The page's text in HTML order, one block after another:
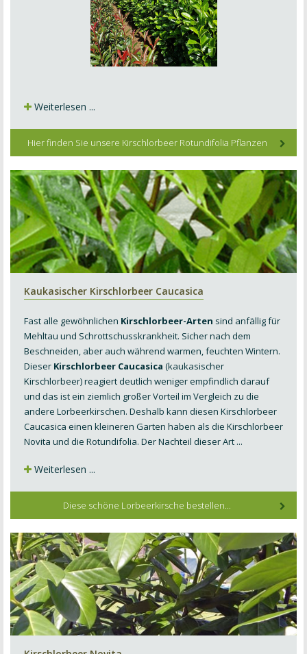
Weiterlesen ...
Hier finden Sie unsere Kirschlorbeer Rotundifolia Pflanzen
Kaukasischer Kirschlorbeer Caucasica
Fast alle gewöhnlichen Kirschlorbeer-Arten sind anfällig für
Mehltau und Schrottschusskrankheit. Sicher nach dem
Beschneiden, aber auch während warmen, feuchten Wintern.
Dieser Kirschlorbeer Caucasica (kaukasischer
Kirschlorbeer) reagiert deutlich weniger empfindlich darauf
und das ist ein ziemlich großer Vorteil im Vergleich zu die
andere Lorbeerkirschen. Deshalb kann diesen Kirschlorbeer
Caucasica einen kleineren Garten haben als die Kirschlorbeer
Novita und die Rotundifolia. Der Nachteil dieser Art ...
Weiterlesen ...
Diese schöne Lorbeerkirsche bestellen...